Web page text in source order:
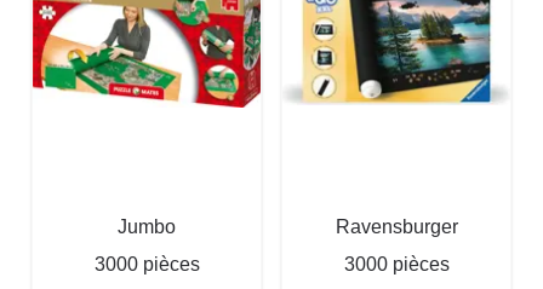
Jumbo
3000 pièces
Ravensburger
3000 pièces